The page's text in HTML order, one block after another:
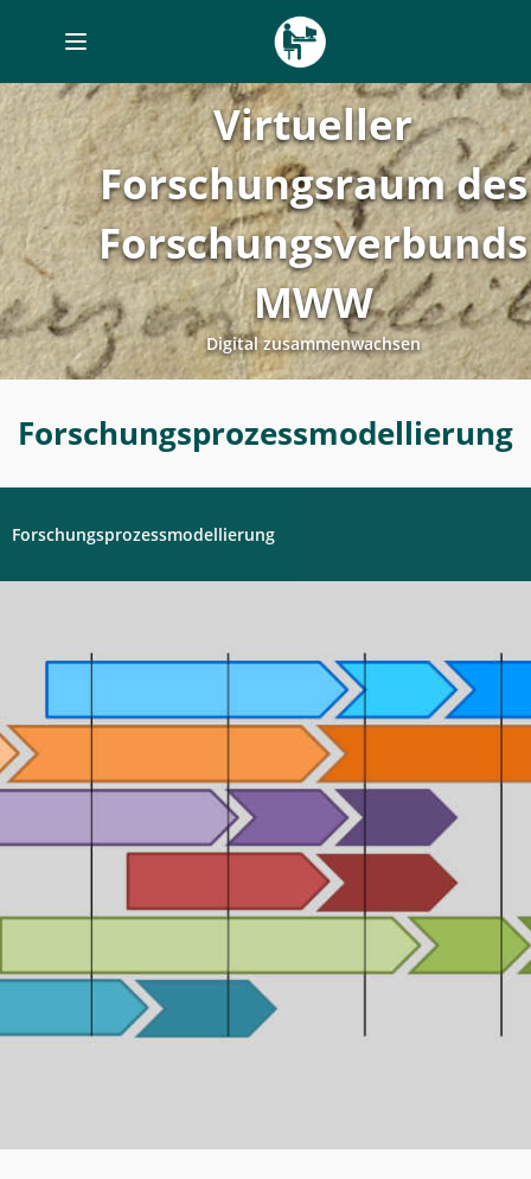
Toggle
navigation
Virtueller
Forschungsraum des
Forschungsverbunds
MWW
Digital zusammenwachsen
-
Forschungsprozessmodellierung
-
Digitales
Labor
Forschungsprozessmodellierung
Forschungsprozessmodellierung